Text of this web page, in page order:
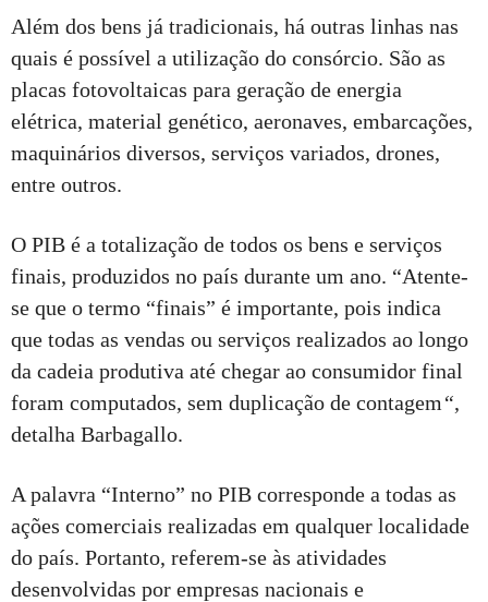
Além dos bens já tradicionais, há outras linhas nas
quais é possível a utilização do consórcio. São as
placas fotovoltaicas para geração de energia
elétrica, material genético, aeronaves, embarcações,
maquinários diversos, serviços variados, drones,
entre outros.
O PIB é a totalização de todos os bens e serviços
finais, produzidos no país durante um ano. “Atente-
se que o termo “finais” é importante, pois indica
que todas as vendas ou serviços realizados ao longo
da cadeia produtiva até chegar ao consumidor final
foram computados, sem duplicação de contagem “,
detalha Barbagallo.
A palavra “Interno” no PIB corresponde a todas as
ações comerciais realizadas em qualquer localidade
do país. Portanto, referem-se às atividades
desenvolvidas por empresas nacionais e